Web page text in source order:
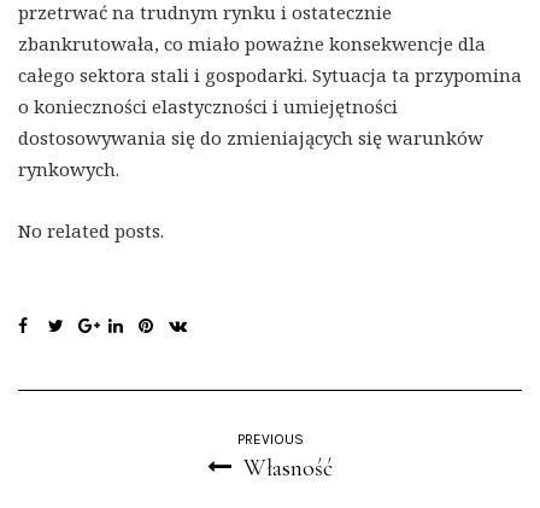
przetrwać na trudnym rynku i ostatecznie
zbankrutowała, co miało poważne konsekwencje dla
całego sektora stali i gospodarki. Sytuacja ta przypomina
o konieczności elastyczności i umiejętności
dostosowywania się do zmieniających się warunków
rynkowych.
No related posts.
PREVIOUS
Własność